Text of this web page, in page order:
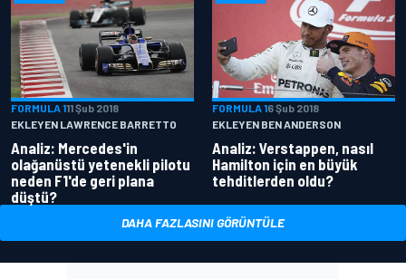
FORMULA 111 Şub 2018
EKLEYEN LAWRENCE BARRETTO
Analiz: Mercedes'in
olağanüstü yetenekli pilotu
neden F1'de geri plana
düştü?
FORMULA 16 Şub 2018
EKLEYEN BEN ANDERSON
Analiz: Verstappen, nasıl
Hamilton için en büyük
tehditlerden oldu?
DAHA FAZLASINI GÖRÜNTÜLE